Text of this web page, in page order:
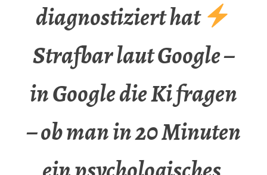
diagnostiziert hat
Strafbar laut Google –
in Google die Ki fragen
– ob man in 20 Minuten